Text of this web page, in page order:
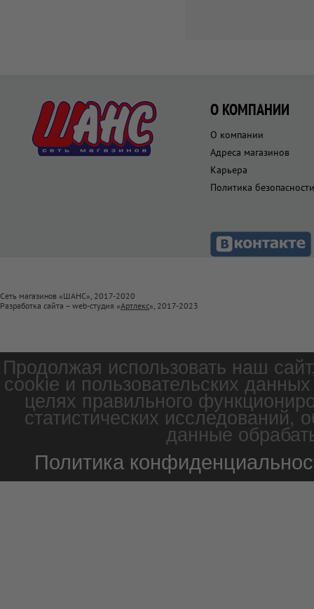
О КОМПАНИИ
О компании
Адреса магазинов
Карьера
Политика безопасности
Сеть магазинов «ШАНС», 2017-2020
Разработка сайта – web-студия «Артлекс», 2017-2023
Продолжая использовать наш
cookie и пользовательских
целях правильного
статистических
данные
Политика